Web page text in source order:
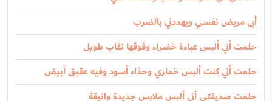
أبي مريض نفسي ويهددني بالضرب
حلمت أني ألبس عباءة خضراء وفوقها نقاب طويل
حلمت أني كنت ألبس خماري وحذاء أسود وفيه عقيق أبيض
حلمت صديقتي أني ألبس ملابس جديدة وانيقة